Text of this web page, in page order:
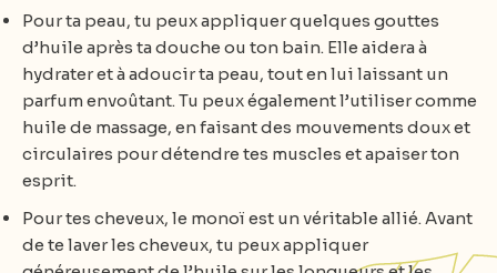
Pour ta peau, tu peux appliquer quelques gouttes
d’huile après ta douche ou ton bain. Elle aidera à
hydrater et à adoucir ta peau, tout en lui laissant un
parfum envoûtant. Tu peux également l’utiliser comme
huile de massage, en faisant des mouvements doux et
circulaires pour détendre tes muscles et apaiser ton
esprit.
Pour tes cheveux, le monoï est un véritable allié. Avant
de te laver les cheveux, tu peux appliquer